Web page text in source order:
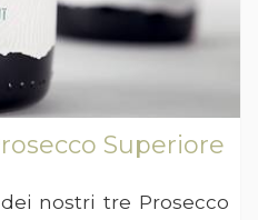
Superiore
nostri tre Prosecco